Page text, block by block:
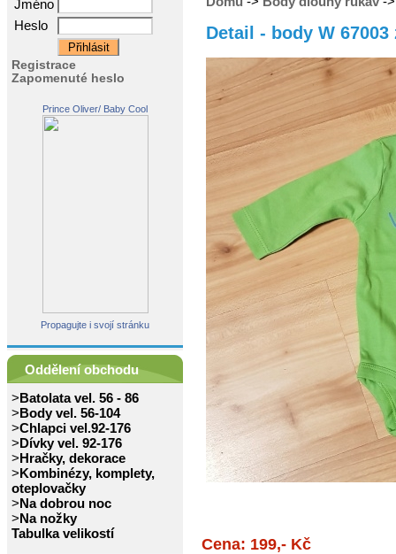
Jméno
Heslo
Registrace
Zapomenuté heslo
Prince Oliver/ Baby Cool
Propagujte i svojí stránku
Oddělení obchodu
>Batolata vel. 56 - 86
>Body vel. 56-104
>Chlapci vel.92-176
>Dívky vel. 92-176
>Hračky, dekorace
>Kombinézy, komplety,
oteplovačky
>Na dobrou noc
>Na nožky
Tabulka velikostí
Detail - body W 67003
Cena: 199,- Kč